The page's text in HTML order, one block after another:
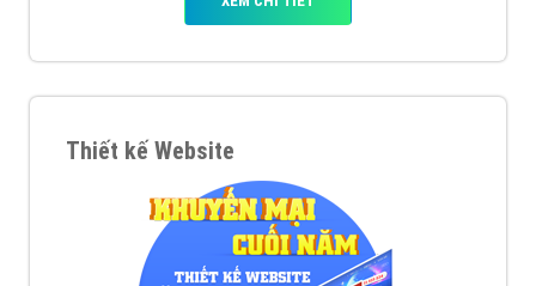
Thiết kế Website